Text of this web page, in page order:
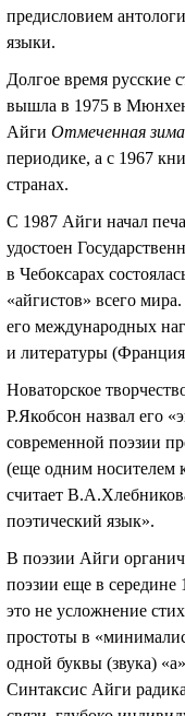
предисловием
языки.
Долгое время русские
вышла в 1975 в
Айги Отмеченная зима
периодике, а с 1967
странах.
С 1987 Айги начал
удостоен
в Чебоксарах
«айгистов» всего
его международных
и литературы
Новаторское
Р.Якобсон назвал его
современной поэзии
(еще одним носителем
считает
поэтический язык».
В поэзии Айги
поэзии еще в
это не усложнение
простоты в
одной буквы (звука)
Синтаксис Айги